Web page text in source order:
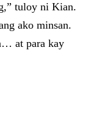
tuloy ni Kian.
ako minsan.
at para kay